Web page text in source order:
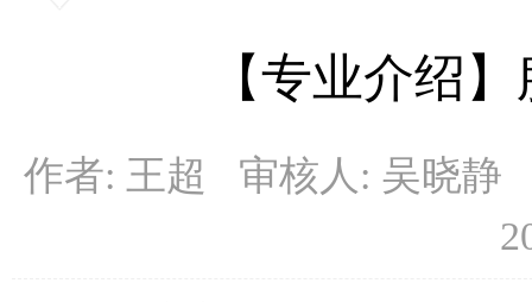
【专业介绍
作者: 王超 审核人: 吴晓